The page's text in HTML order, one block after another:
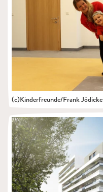
(c)Kinderfreunde/Frank Jödicke